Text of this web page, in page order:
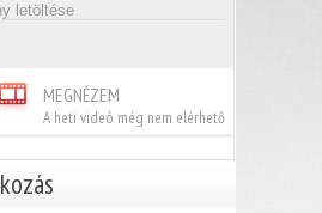
letöltése
MEGNÉZEM
A heti videó még nem elérhető